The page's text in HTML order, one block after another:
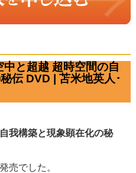
中と超越 超時空間の自
伝 DVD | 苫米地英人･
我構築と現象顕在化の秘
売でした。